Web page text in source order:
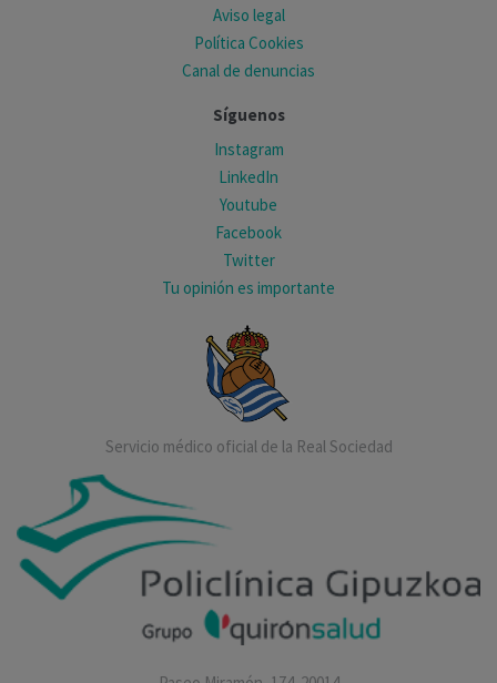
Aviso legal
Política Cookies
Canal de denuncias
Síguenos
Instagram
LinkedIn
Youtube
Facebook
Twitter
Tu opinión es importante
Servicio médico oficial de la Real Sociedad